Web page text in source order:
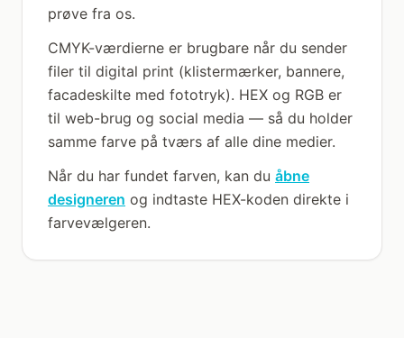
prøve fra os.
CMYK-værdierne er brugbare når du sender
filer til digital print (klistermærker, bannere,
facadeskilte med fototryk). HEX og RGB er
til web-brug og social media — så du holder
samme farve på tværs af alle dine medier.
Når du har fundet farven, kan du åbne
designeren og indtaste HEX-koden direkte i
farvevælgeren.